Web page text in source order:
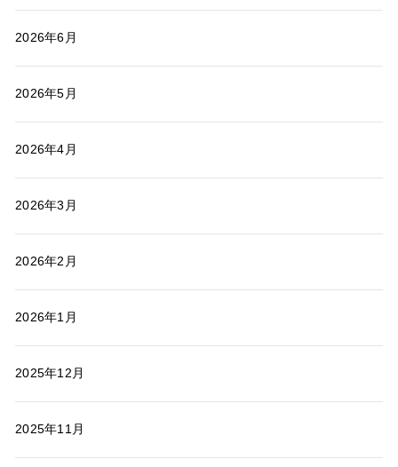
2026年6月
2026年5月
2026年4月
2026年3月
2026年2月
2026年1月
2025年12月
2025年11月